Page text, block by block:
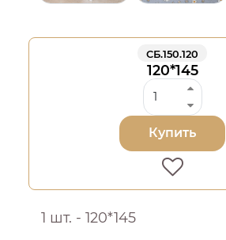
СБ.150.120
120*145
Купить
1 шт. - 120*145